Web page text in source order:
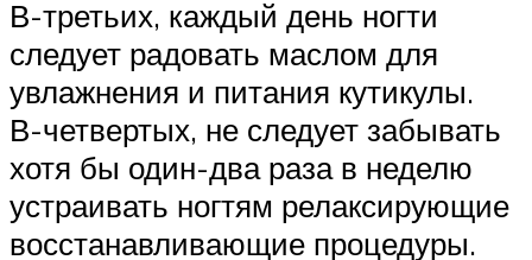
В-третьих, каждый день ногти
следует радовать маслом для
увлажнения и питания кутикулы.
В-четвертых, не следует забывать
хотя бы один-два раза в неделю
устраивать ногтям релаксирующие
восстанавливающие процедуры.